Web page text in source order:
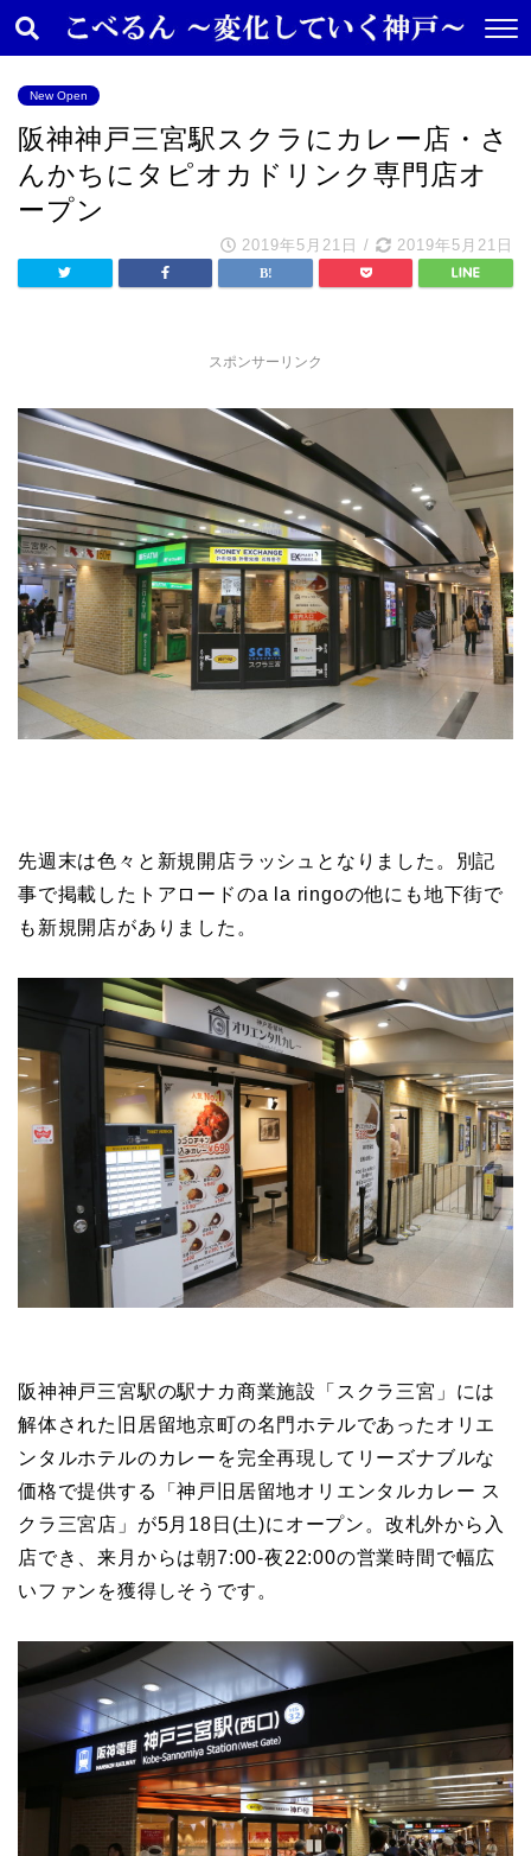
New Open
阪神神戸三宮駅スクラにカレー店・さ
んかちにタピオカドリンク専門店オ
ープン
2019年5月21日 / 2019年5月21日
スポンサーリンク
先週末は色々と新規開店ラッシュとなりました。別記
事で掲載したトアロードのa la ringoの他にも地下街で
も新規開店がありました。
阪神神戸三宮駅の駅ナカ商業施設「スクラ三宮」には
解体された旧居留地京町の名門ホテルであったオリエ
ンタルホテルのカレーを完全再現してリーズナブルな
価格で提供する「神戸旧居留地オリエンタルカレー ス
クラ三宮店」が5月18日(土)にオープン。改札外から入
店でき、来月からは朝7:00-夜22:00の営業時間で幅広
いファンを獲得しそうです。